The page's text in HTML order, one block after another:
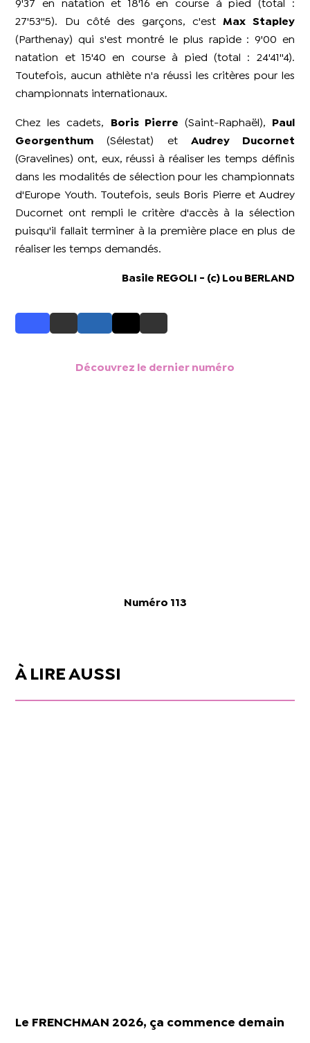
9'37 en natation et 18'16 en course à pied (total :
27'53''5). Du côté des garçons, c'estMax Stapley
(Parthenay) qui s'est montré le plus rapide : 9'00 en
natation et 15'40 en course à pied (total : 24'41''4).
Toutefois, aucun athlète n'a réussi les critères pour les
championnats internationaux.
Chez les cadets, Boris Pierre (Saint-Raphaël),
Paul
Georgenthum (Sélestat) et Audrey Ducornet
(Gravelines) ont, eux, réussi à réaliser les temps définis
dans les modalités de sélection pour les championnats
d'Europe Youth. Toutefois, seuls Boris Pierre et Audrey
Ducornet ont rempli le critère d'accès à la sélection
puisqu'il fallait terminer à la première place en plus de
réaliser les temps demandés.
Basile REGOLI - (c) Lou BERLAND
Découvrez le dernier numéro
Numéro 113
À LIRE AUSSI
Le FRENCHMAN 2026, ça commence demain